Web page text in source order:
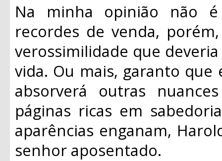
Na minha opinião não
recordes de venda,
verossimilidade que
vida. Ou mais, garanto que
absorverá outras
páginas ricas em
aparências enganam,
senhor aposentado.